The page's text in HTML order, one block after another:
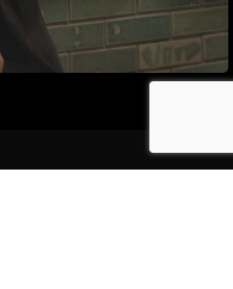
ビジネス／起業／経営
医療／健康／福祉
食
info@hyper-
F: